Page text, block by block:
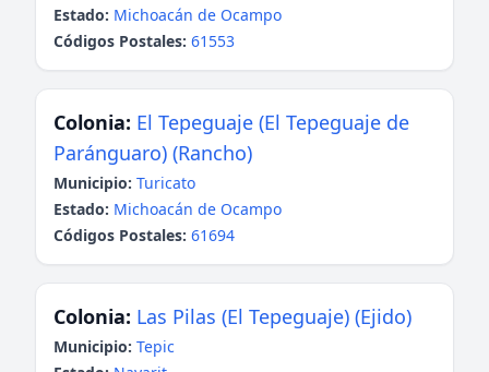
Estado: Michoacán de Ocampo
Códigos Postales: 61553
Colonia: El Tepeguaje (El Tepeguaje de
Paránguaro) (Rancho)
Municipio: Turicato
Estado: Michoacán de Ocampo
Códigos Postales: 61694
Colonia: Las Pilas (El Tepeguaje) (Ejido)
Municipio: Tepic